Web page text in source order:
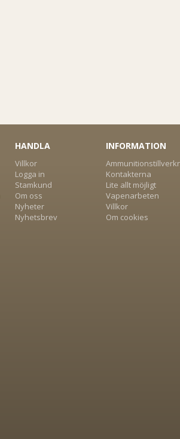
HANDLA
Villkor
Logga in
Stamkund
Om oss
Nyheter
Nyhetsbrev
INFORMATION
Kontakterna
Lite allt möjligt
Vapenarbeten
Villkor
Om cookies